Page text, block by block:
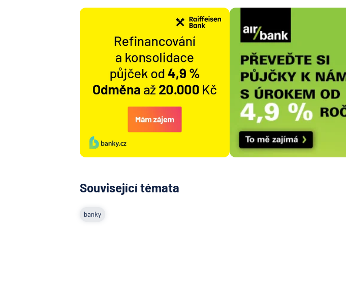
Související témata
banky